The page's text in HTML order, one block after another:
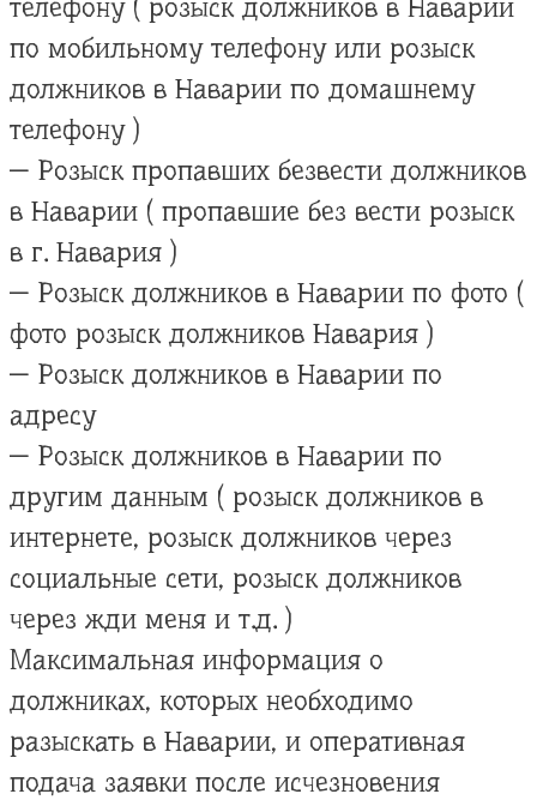
телефону ( розыск должников в Наварии
по мобильному телефону или розыск
должников в Наварии по домашнему
телефону )
— Розыск пропавших безвести должников
в Наварии ( пропавшие без вести розыск
в г. Навария )
— Розыск должников в Наварии по фото (
фото розыск должников Навария )
— Розыск должников в Наварии по
адресу
— Розыск должников в Наварии по
другим данным ( розыск должников в
интернете, розыск должников через
социальные сети, розыск должников
через жди меня и т.д. )
Максимальная информация о
должниках, которых необходимо
разыскать в Наварии, и оперативная
подача заявки после исчезновения